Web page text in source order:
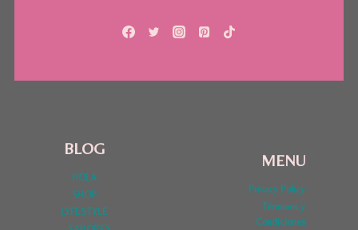
BLOG
HOLA
SHOP
LYFESTYLE
MENU
Privacy Policy
Términos y
Condiciones